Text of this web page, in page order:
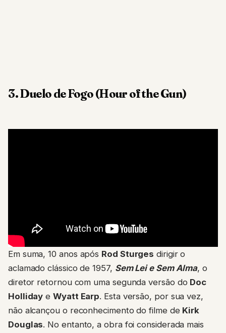
3. Duelo de Fogo (Hour of the Gun)
Em suma, 10 anos após Rod Sturges dirigir o
aclamado clássico de 1957, Sem Lei e Sem Alma, o
diretor retornou com uma segunda versão do Doc
Holliday eWyatt Earp. Esta versão, por sua vez,
não alcançou o reconhecimento do filme de Kirk
Douglas. No entanto, a obra foi considerada mais